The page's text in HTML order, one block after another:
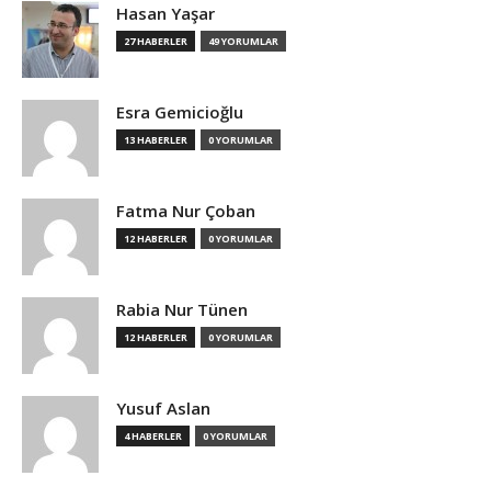
Hasan Yaşar
27 HABERLER 49 YORUMLAR
Esra Gemicioğlu
13 HABERLER 0 YORUMLAR
Fatma Nur Çoban
12 HABERLER 0 YORUMLAR
Rabia Nur Tünen
12 HABERLER 0 YORUMLAR
Yusuf Aslan
4 HABERLER 0 YORUMLAR